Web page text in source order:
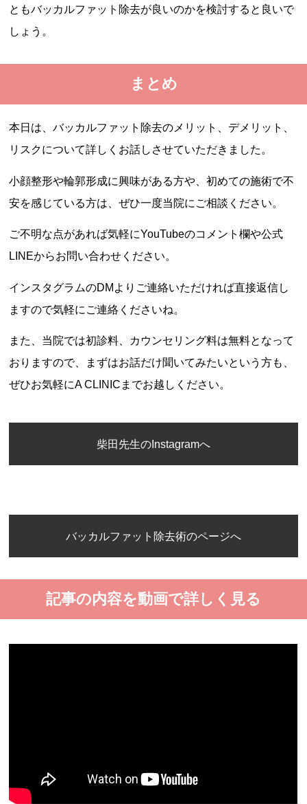
ともバッカルファット除去が良いのかを検討すると良いで
しょう。
まとめ
本日は、バッカルファット除去のメリット、デメリット、
リスクについて詳しくお話しさせていただきました。
小顔整形や輪郭形成に興味がある方や、初めての施術で不
安を感じている方は、ぜひ一度当院にご相談ください。
ご不明な点があれば気軽にYouTubeのコメント欄や公式
LINEからお問い合わせください。
インスタグラムのDMよりご連絡いただければ直接返信し
ますので気軽にご連絡くださいね。
また、当院では初診料、カウンセリング料は無料となって
おりますので、まずはお話だけ聞いてみたいという方も、
ぜひお気軽にA CLINICまでお越しください。
柴田先生のInstagramへ
バッカルファット除去術のページへ
記事の内容を動画で詳しく見る